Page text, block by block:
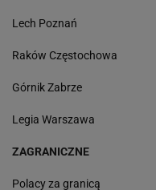
Lech Poznań
Raków Częstochowa
Górnik Zabrze
Legia Warszawa
ZAGRANICZNE
Polacy za granicą